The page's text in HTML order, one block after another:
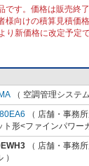
です。価格は販売終
様向けの積算見積価
り新価格に改定予定
（ 空調管理システ
（ 店舗・事務
ト形<ファインパワー
（ 店舗・事務
）